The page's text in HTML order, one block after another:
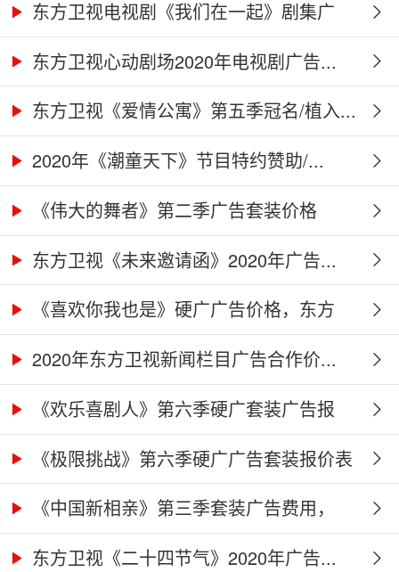
东方卫视电视剧《我们在一起》剧集广
告...东方卫视心动剧场2020年电视剧广告...
东方卫视《爱情公寓》第五季冠名/植入...
2020年《潮童天下》节目特约赞助/...
《伟大的舞者》第二季广告套装价格
（硬...
东方卫视《未来邀请函》2020年广告...
《喜欢你我也是》硬广广告价格，东方
卫...2020年东方卫视新闻栏目广告合作价...
《欢乐喜剧人》第六季硬广套装广告报
价...《极限挑战》第六季硬广广告套装报价表
《中国新相亲》第三季套装广告费用，
东...东方卫视《二十四节气》2020年广告...